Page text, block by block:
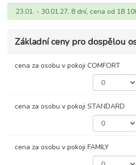
Základní ceny pro dospělou
cena za osobu v pokoji COMFORT
cena za osobu v pokoji STANDARD
cena za osobu v pokoji FAMILY